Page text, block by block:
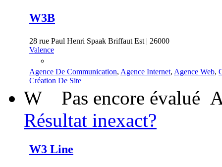
W3B
28 rue Paul Henri Spaak Briffaut Est | 26000
Valence
Agence De Communication, Agence Internet, Agence Web,
Création De Site
W Pas encore évalué
Résultat inexact?
W3 Line